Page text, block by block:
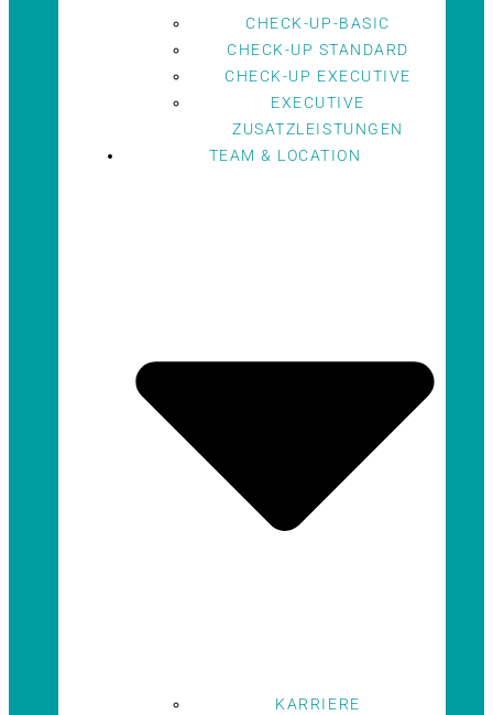
CHECK-UP-BASIC
CHECK-UP STANDARD
CHECK-UP EXECUTIVE
EXECUTIVE
ZUSATZLEISTUNGEN
TEAM & LOCATION
KARRIERE